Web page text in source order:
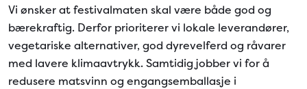
Vi ønsker at festivalmaten skal være både god og
bærekraftig. Derfor prioriterer vi lokale leverandører,
vegetariske alternativer, god dyrevelferd og råvarer
med lavere klimaavtrykk. Samtidig jobber vi for å
redusere matsvinn og engangsemballasje i